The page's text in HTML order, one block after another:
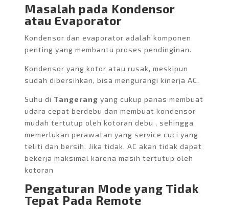
Masalah pada Kondensor
atau Evaporator
Kondensor dan evaporator adalah komponen
penting yang membantu proses pendinginan.
Kondensor yang kotor atau rusak, meskipun
sudah dibersihkan, bisa mengurangi kinerja AC.
Suhu di Tangerang yang cukup panas membuat
udara cepat berdebu dan membuat kondensor
mudah tertutup oleh kotoran debu , sehingga
memerlukan perawatan yang service cuci yang
teliti dan bersih. Jika tidak, AC akan tidak dapat
bekerja maksimal karena masih tertutup oleh
kotoran
Pengaturan Mode yang Tidak
Tepat Pada Remote